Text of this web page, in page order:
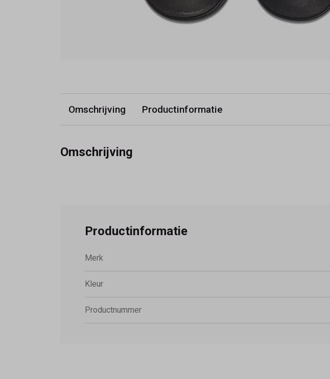
Omschrijving Productinformatie
Omschrijving
Productinformatie
Merk
Kleur
Productnummer